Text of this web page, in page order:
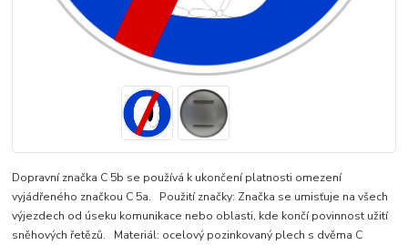
Dopravní značka C 5b se používá k ukončení platnosti omezení
vyjádřeného značkou C 5a. Použití značky: Značka se umisťuje na všech
výjezdech od úseku komunikace nebo oblasti, kde končí povinnost užití
sněhových řetězů. Materiál: ocelový pozinkovaný plech s dvěma C